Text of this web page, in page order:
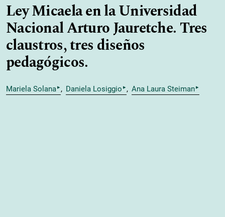
Ley Micaela en la Universidad
Nacional Arturo Jauretche. Tres
claustros, tres diseños
pedagógicos.
Mariela Solana▸ Daniela Losiggio ▸ Ana Laura Steiman▸